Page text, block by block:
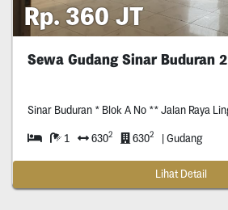
Rp. 360 JT
Sewa Gudang Sinar Buduran 2
1 6302 6302 | Gudang
Lihat Detail